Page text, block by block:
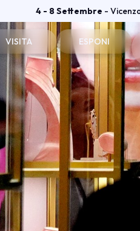
4 - 8 Settembre -
VISITA
Registrazione e badge
Info pratiche visitatori
visitare
Area Riservata
ESPONI
Perché esporre
Diventa
Info utili per
Area riservata
Area riservata